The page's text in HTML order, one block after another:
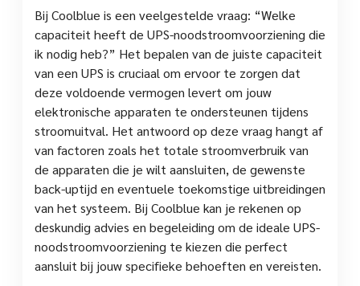
Bij Coolblue is een veelgestelde vraag: “Welke
capaciteit heeft de UPS-noodstroomvoorziening die
ik nodig heb?” Het bepalen van de juiste capaciteit
van een UPS is cruciaal om ervoor te zorgen dat
deze voldoende vermogen levert om jouw
elektronische apparaten te ondersteunen tijdens
stroomuitval. Het antwoord op deze vraag hangt af
van factoren zoals het totale stroomverbruik van
de apparaten die je wilt aansluiten, de gewenste
back-uptijd en eventuele toekomstige uitbreidingen
van het systeem. Bij Coolblue kan je rekenen op
deskundig advies en begeleiding om de ideale UPS-
noodstroomvoorziening te kiezen die perfect
aansluit bij jouw specifieke behoeften en vereisten.